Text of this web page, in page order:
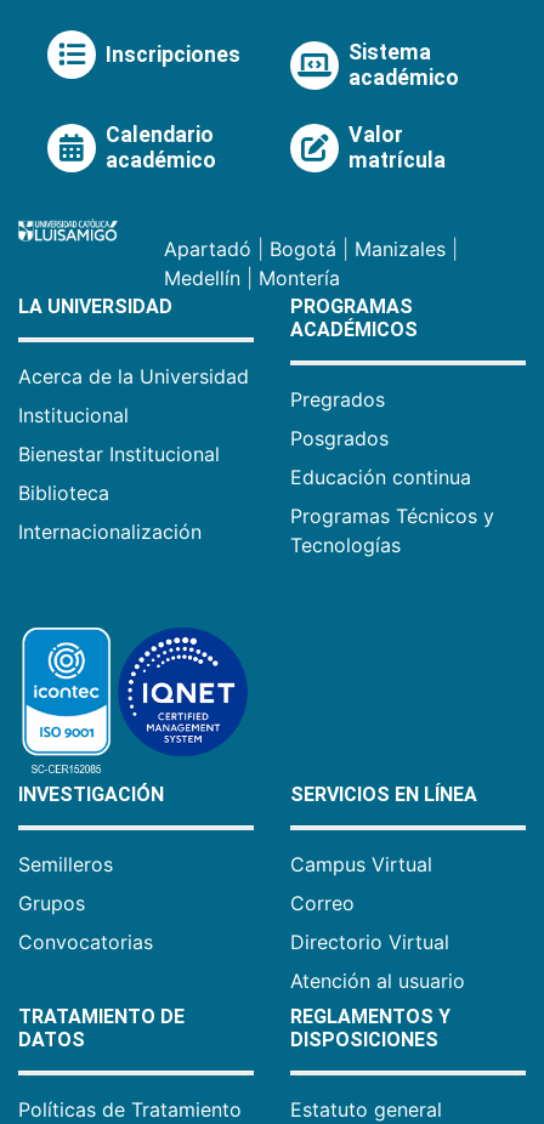
Inscripciones
Sistema
académico
Calendario
académico
Valor
matrícula
Apartadó Bogotá Manizales
Medellín
Montería
LA UNIVERSIDAD
Acerca de la Universidad
Institucional
Bienestar Institucional
Biblioteca
Internacionalización
PROGRAMAS
ACADÉMICOS
Pregrados
Posgrados
Educación continua
Programas Técnicos y
Tecnologías
INVESTIGACIÓN
Semilleros
Grupos
Convocatorias
SERVICIOS EN LÍNEA
Campus Virtual
Correo
Directorio Virtual
Atención al usuario
TRATAMIENTO DE
DATOS
Políticas de Tratamiento
REGLAMENTOS Y
DISPOSICIONES
Estatuto general